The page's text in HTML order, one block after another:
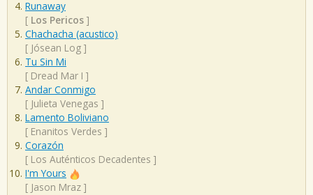
Runaway
[ Los Pericos ]
Chachacha (acustico)
[ Jósean Log ]
Tu Sin Mi
[ Dread Mar I ]
Andar Conmigo
[ Julieta Venegas ]
Lamento Boliviano
[ Enanitos Verdes ]
Corazón
[ Los Auténticos Decadentes ]
I'm Yours
[ Jason Mraz ]